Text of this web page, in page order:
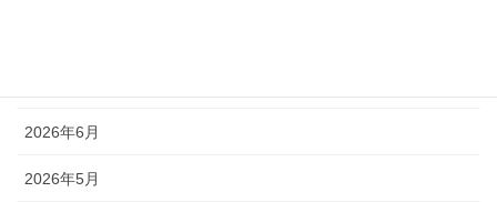
2026年6月
2026年5月